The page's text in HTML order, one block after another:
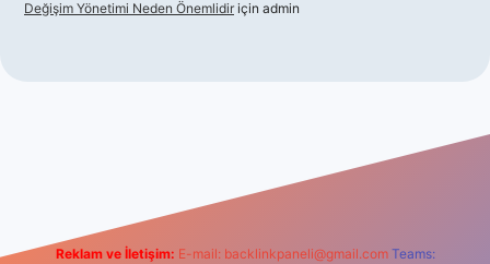
Değişim Yönetimi Neden Önemlidir için admin
Reklam ve İletişim: E-mail: backlinkpaneli@gmail.com Teams: